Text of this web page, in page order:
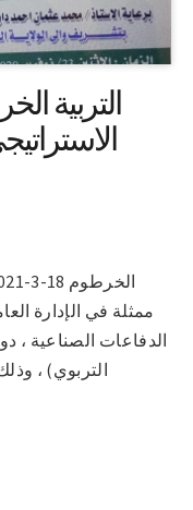
التربية
ممثلة في الإدارة
الدفاعات الصناعية ،
التربوي) ،